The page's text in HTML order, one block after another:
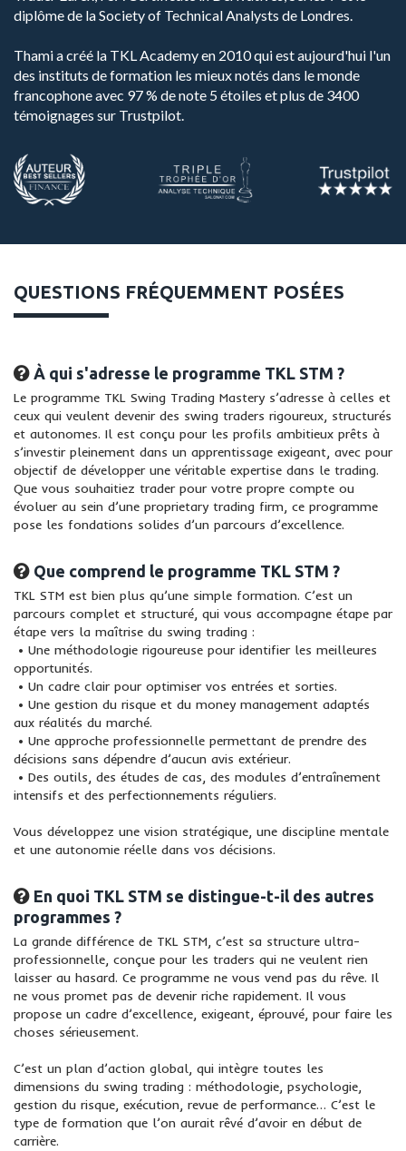
diplôme de la Society of Technical Analysts de Londres.
Thami a créé la TKL Academy en 2010 qui est aujourd'hui l'un
des instituts de formation les mieux notés dans le monde
francophone avec 97 % de note 5 étoiles et plus de 3400
témoignages sur Trustpilot.
QUESTIONS FRÉQUEMMENT POSÉES
À qui s'adresse le programme TKL STM ?
Le programme TKL Swing Trading Mastery s’adresse à celles et
ceux qui veulent devenir des swing traders rigoureux, structurés
et autonomes. Il est conçu pour les profils ambitieux prêts à
s’investir pleinement dans un apprentissage exigeant, avec pour
objectif de développer une véritable expertise dans le trading.
Que vous souhaitiez trader pour votre propre compte ou
évoluer au sein d’une proprietary trading firm, ce programme
pose les fondations solides d’un parcours d’excellence.
Que comprend le programme TKL STM ?
TKL STM est bien plus qu’une simple formation. C’est un
parcours complet et structuré, qui vous accompagne étape par
étape vers la maîtrise du swing trading :
• Une méthodologie rigoureuse pour identifier les meilleures
opportunités.
• Un cadre clair pour optimiser vos entrées et sorties.
• Une gestion du risque et du money management adaptés
aux réalités du marché.
• Une approche professionnelle permettant de prendre des
décisions sans dépendre d’aucun avis extérieur.
• Des outils, des études de cas, des modules d’entraînement
intensifs et des perfectionnements réguliers.
Vous développez une vision stratégique, une discipline mentale
et une autonomie réelle dans vos décisions.
En quoi TKL STM se distingue-t-il des autres
programmes ?
La grande différence de TKL STM, c’est sa structure ultra-
professionnelle, conçue pour les traders qui ne veulent rien
laisser au hasard. Ce programme ne vous vend pas du rêve. Il
ne vous promet pas de devenir riche rapidement. Il vous
propose un cadre d’excellence, exigeant, éprouvé, pour faire les
choses sérieusement.
C’est un plan d’action global, qui intègre toutes les
dimensions du swing trading : méthodologie, psychologie,
gestion du risque, exécution, revue de performance… C’est le
type de formation que l’on aurait rêvé d’avoir en début de
carrière.